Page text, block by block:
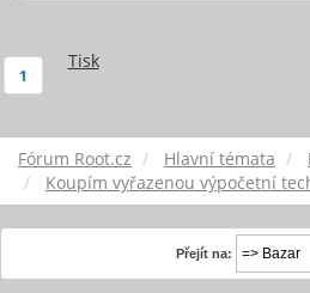
Tisk
1
Fórum Root.cz Hlavní témata
Koupím vyřazenou výpočetní
Přejít na: